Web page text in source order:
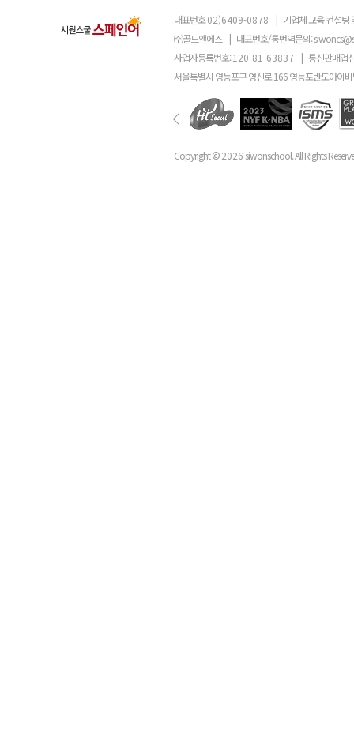
대표번호02)6409-0878 | 기업체 교육 컨설팅
㈜골드앤에스 | 대표번호/통번역문의:
사업자등록번호:120-81-63837 | 통신판매업
서울특별시 영등포구 영신로 166 영등포반도아이
Copyright ©2026 siwonschool. All Rights